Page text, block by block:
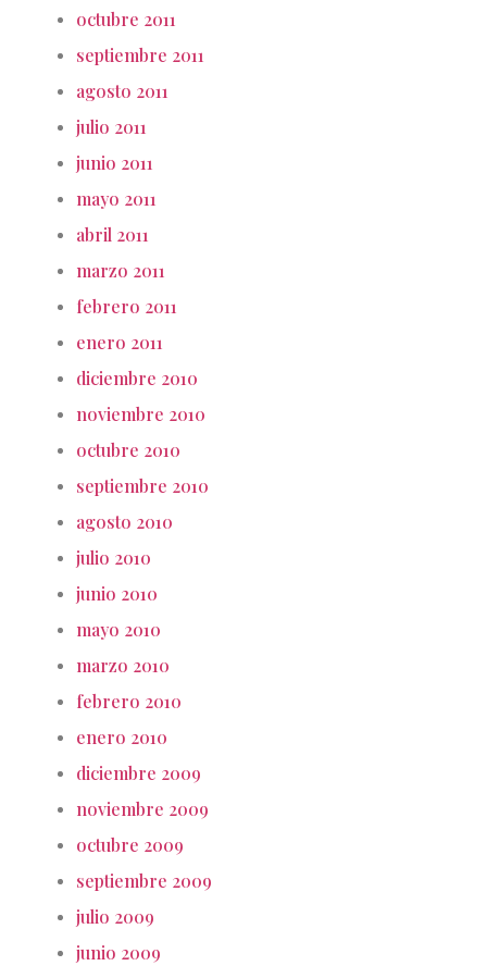
octubre 2011
septiembre 2011
agosto 2011
julio 2011
junio 2011
mayo 2011
abril 2011
marzo 2011
febrero 2011
enero 2011
diciembre 2010
noviembre 2010
octubre 2010
septiembre 2010
agosto 2010
julio 2010
junio 2010
mayo 2010
marzo 2010
febrero 2010
enero 2010
diciembre 2009
noviembre 2009
octubre 2009
septiembre 2009
julio 2009
junio 2009